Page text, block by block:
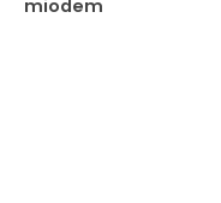
miodem